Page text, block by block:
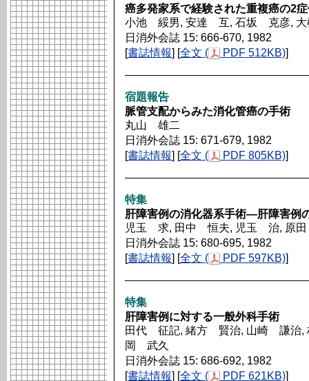
癌多発家系で経験された重複癌の2
小池 綏男, 安達 互, 石坂 克彦,
日消外会誌 15: 666-670, 1982
[書誌情報] [全文 ( PDF 512KB)]
宿題報告
脈管支配からみた消化管癌の手術
丸山 雄二
日消外会誌 15: 671-679, 1982
[書誌情報] [全文 ( PDF 805KB)]
特集
肝障害例の消化器系手術―肝障害例
児玉 求, 田中 恒夫, 児玉 治, 原
日消外会誌 15: 680-695, 1982
[書誌情報] [全文 ( PDF 597KB)]
特集
肝障害例に対する一般外科手術
田代 征記, 緒方 賢治, 山崎 謙治
岡 武久
日消外会誌 15: 686-692, 1982
[書誌情報] [全文 ( PDF 621KB)]